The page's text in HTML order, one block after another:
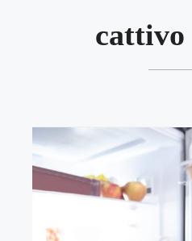
cattivo